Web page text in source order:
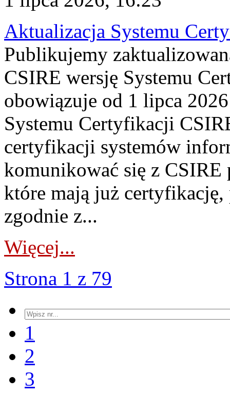
Aktualizacja Systemu
Publikujemy
CSIRE wersję Systemu
obowiązuje od 1 lipca
Systemu Certyfikacji
certyfikacji systemów
komunikować się z
które mają już
zgodnie z...
Więcej...
Strona 1 z 79
1
2
3